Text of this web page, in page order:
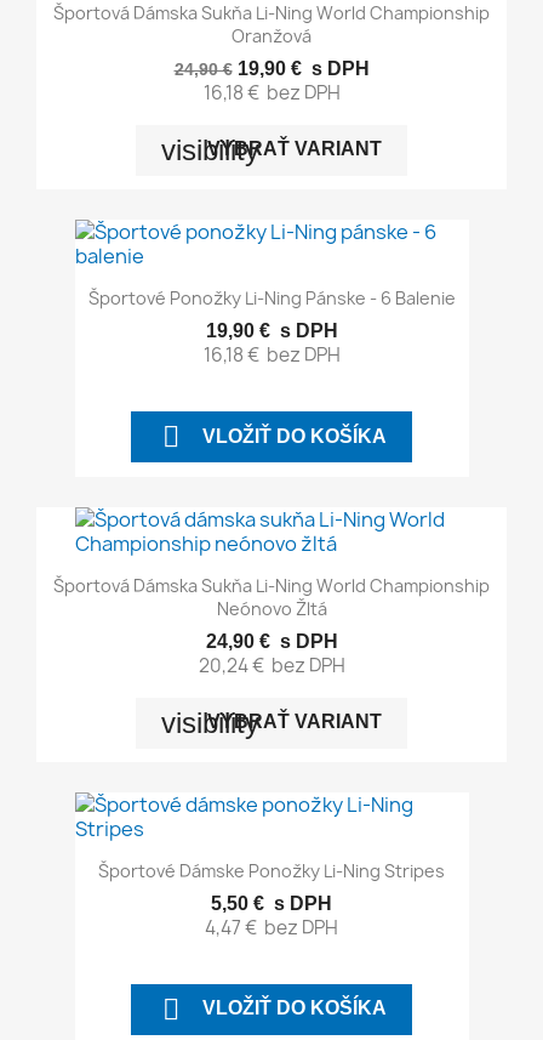
Športová Dámska Sukňa Li-Ning World Championship
Oranžová
24,90 € 19,90 € s DPH
16,18 € bez DPH
visibility
VYBRAŤ VARIANT
Športové Ponožky Li-Ning Pánske - 6 Balenie
19,90 € s DPH
16,18 € bez DPH
 VLOŽIŤ DO KOŠÍKA
Športová Dámska Sukňa Li-Ning World Championship
Neónovo Žltá
24,90 € s DPH
20,24 € bez DPH
visibility
VYBRAŤ VARIANT
Športové Dámske Ponožky Li-Ning Stripes
5,50 € s DPH
4,47 € bez DPH
 VLOŽIŤ DO KOŠÍKA